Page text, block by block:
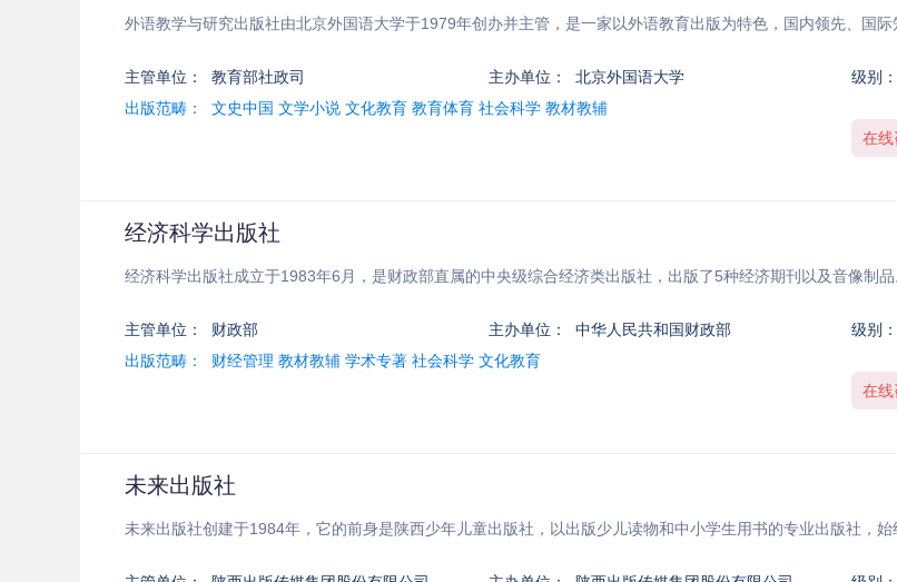
外语教学与研究出版社由北京外国语大学于1979年创办并主管，是一家以外语教育出版为特色，国内领先、国际
主管单位： 教育部社政司 主办单位： 北京外国语大学 级别：
出版范畴：
文史中国 文学小说 文化教育 教育体育 社会科学 教材教辅
在线
经济科学出版社
经济科学出版社成立于1983年6月，是财政部直属的中央级综合经济类出版社，出版了5种经济期刊以及音像制
主管单位： 财政部 主办单位： 中华人民共和国财政部 级别：
出版范畴：
财经管理 教材教辅 学术专著 社会科学 文化教育
在线
未来出版社
未来出版社创建于1984年，它的前身是陕西少年儿童出版社，以出版少儿读物和中小学生用书的专业出版社，